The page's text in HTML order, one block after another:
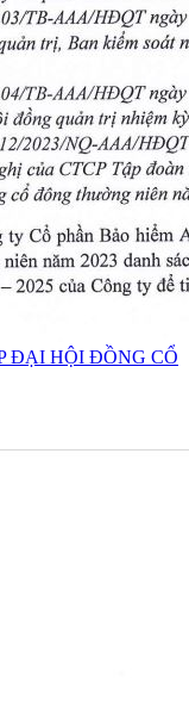
ĐẠI HỘI ĐỒNG CỔ